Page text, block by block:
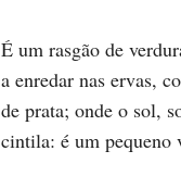
É um rasgão de
a enredar nas ervas,
de prata; onde o sol,
cintila: é um pequeno